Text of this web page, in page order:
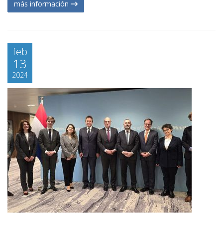
más información
feb
13
2024